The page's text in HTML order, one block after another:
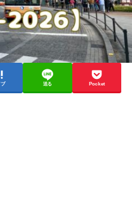
ブ 送る Pocket